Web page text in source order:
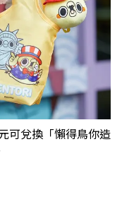
可兌換「懶得鳥你造